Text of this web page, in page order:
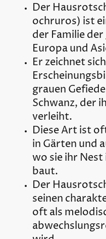
Der
ochruros) ist
der Familie der
Europa und
Er zeichnet
grauen
Schwanz, der
verleiht.
Diese Art ist
in Gärten und
wo sie ihr Nest
baut.
Der
seinen
oft als